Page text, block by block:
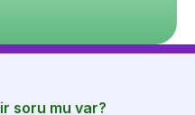
soru mu var?